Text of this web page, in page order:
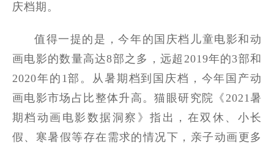
庆档期。
值得一提的是，今年的国庆档儿童电影和动
画电影的数量高达8部之多，远超2019年的3部和
2020年的1部。从暑期档到国庆档，今年国产动
画电影市场占比整体升高。猫眼研究院《2021暑
期档动画电影数据洞察》指出，在双休、小长
假、寒暑假等存在需求的情况下，亲子动画更多